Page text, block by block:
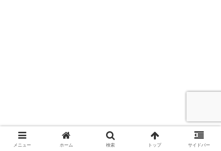
メニュー ホーム 検索 トップ サイドバー